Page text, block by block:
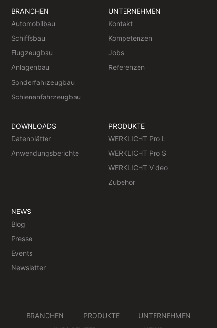
BRANCHEN
Automobilbau
Schiffsbau
Flugzeugbau
Anlagenbau
Sonderfahrzeugbau
Schienenfahrzeugbau
UNTERNEHMEN
Kontakt
Kompetenzen
Jobs
Referenzen
DOWNLOADS
Datenblätter
Anwendungsberichte
PRODUKTE
WERKLICHT Pro L
WERKLICHT Pro S
WERKLICHT Video
Zubehör
NEWS
Blog
Presse
Events
Newsletter
BRANCHEN PRODUKTE
UNTERNEHMEN